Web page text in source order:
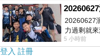
View View View
約金300萬加盟獅子
運動報 2014年7月3
時30分 Share to
20260627
力過剩就
磨............
5 小時前
登入 註冊